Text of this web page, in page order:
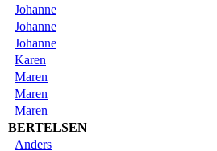
Johanne
Johanne
Johanne
Karen
Maren
Maren
Maren
BERTELSEN
Anders